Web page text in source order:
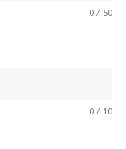
0 / 50
0 / 10